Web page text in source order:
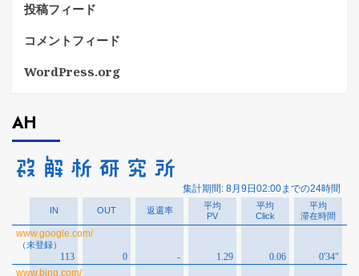
投稿フィード
コメントフィード
WordPress.org
AH